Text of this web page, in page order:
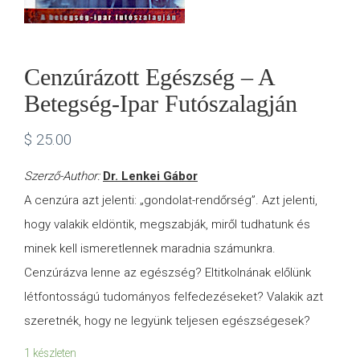
US
Cenzúrázott Egészség – A
Betegség-Ipar Futószalagján
$ 25.00
Szerző-Author: Dr. Lenkei Gábor
A cenzúra azt jelenti: „gondolat-rendőrség”. Azt jelenti,
hogy valakik eldöntik, megszabják, miről tudhatunk és
minek kell ismeretlennek maradnia számunkra.
Cenzúrázva lenne az egészség? Eltitkolnának előlünk
létfontosságú tudományos felfedezéseket? Valakik azt
szeretnék, hogy ne legyünk teljesen egészségesek?
1 készleten